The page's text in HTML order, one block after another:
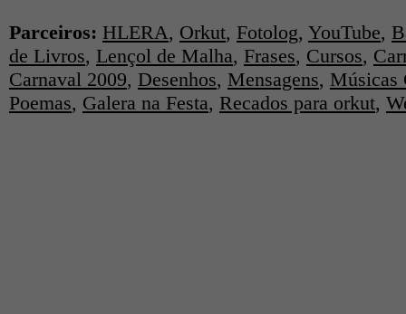
Parceiros: HLERA, Orkut, Fotolog, YouTube,
de Livros, Lençol de Malha, Frases, Cursos,
Carnaval 2009, Desenhos, Mensagens, Músicas
Poemas, Galera na Festa, Recados para orkut,